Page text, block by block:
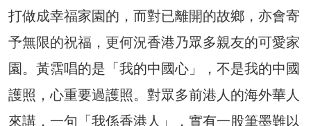
打做成幸福家園的，而對已離開的故鄉，亦會寄
予無限的祝福，更何況香港乃眾多親友的可愛家
園。黃霑唱的是「我的中國心」，不是我的中國
護照，心重要過護照。對眾多前港人的海外華人
來講，一句「我係香港人」，實有一股筆墨難以